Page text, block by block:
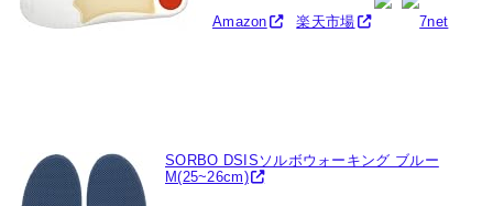
Amazon 楽天市場 7net
SORBO DSISソルボウォーキング ブルー
M(25~26cm)